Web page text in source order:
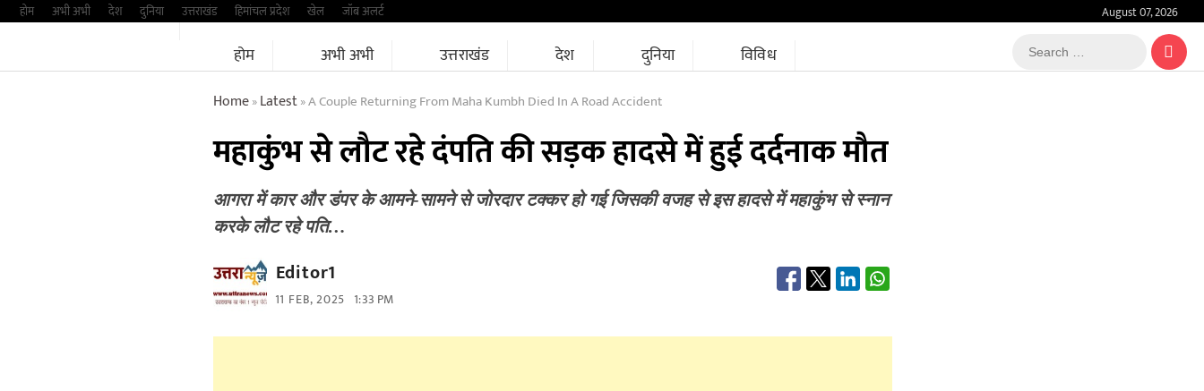
Skipहोम अभी अभी देश दुनिया उत्तराखंड हिमांचल प्रदेश खेल जॉब अलर्ट August 07, 2026
होम अभी अभी उत्तराखंड देश दुनिया विविध
Search
…
Home»Latest»A Couple Returning From Maha Kumbh Died In A Road Accident
महाकुंभ से लौट रहे दंपति की सड़क हादसे में हुई दर्दनाक मौत
आगरा में कार और डंपर के आमने-सामने से जोरदार टक्कर हो गई जिसकी वजह से इस हादसे में महाकुंभ से स्नान
करके लौट रहे पति…
Editor1
11 FEB, 2025 1:33 PM